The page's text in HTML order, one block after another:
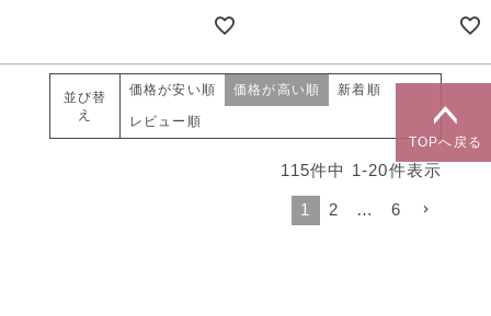
並び替
え
価格が安い順 価格が高い順 新着順
レビュー順
115件中 1 -20件表示
1 2 … 6
TOPへ戻る